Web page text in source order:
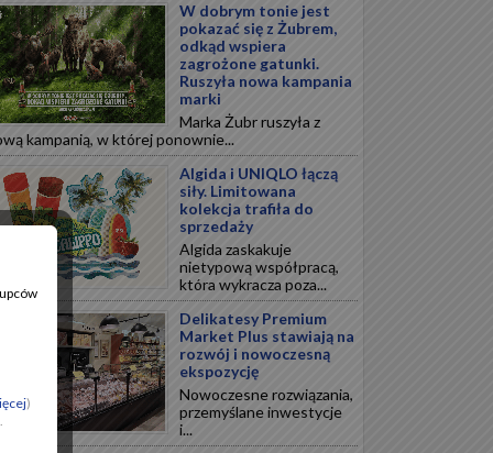
W dobrym tonie jest
pokazać się z Żubrem,
odkąd wspiera
zagrożone gatunki.
Ruszyła nowa kampania
marki
Marka Żubr ruszyła z
kampanią, w której ponownie...
Algida i UNIQLO łączą
siły. Limitowana
kolekcja trafiła do
sprzedaży
Algida zaskakuje
nietypową współpracą,
która wykracza poza...
Delikatesy Premium
Market Plus stawiają na
rozwój i nowoczesną
ekspozycję
Nowoczesne rozwiązania,
przemyślane inwestycje
i...
)